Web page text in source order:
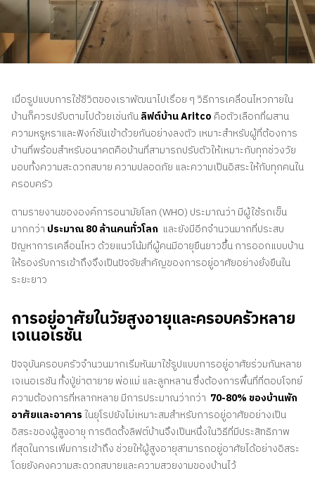
ติดต่อเรา
สอบถามราคาประเมิน
คําถามที่พบบ่อย
TH
เมื่อรูปแบบการใช้ชีวิตของเราพัฒนาไปเรื่อย ๆ วิธีการเคลื่อนไหวภายใน
บ้านก็ควรปรับตามไปด้วยเช่นกันลิฟต์บ้าน Aritco คือตัวเลือกที่ผสาน
ความหรูหราและฟังก์ชันเข้าด้วยกันอย่างลงตัว เหมาะสำหรับผู้ที่ต้องการ
บ้านที่พร้อมสำหรับอนาคตคือบ้านที่สามารถปรับตัวให้เหมาะกับทุกช่วงวัย
มอบทั้งความสะดวกสบาย ความปลอดภัย และความเป็นอิสระให้กับทุกคนใน
ครอบครัว
ตามรายงานขององค์การอนามัยโลก (WHO) ประมาณว่า มีผู้ใช้รถเข็น
มากกว่า ประมาณ 80 ล้านคนทั่วโลก และยังมีอีกจำนวนมากที่ประสบ
ปัญหาการเคลื่อนไหว ด้วยแนวโน้มที่ผู้คนมีอายุยืนยาวขึ้น การออกแบบบ้าน
ให้รองรับการเข้าถึงจึงเป็นปัจจัยสำคัญของการอยู่อาศัยอย่างยั่งยืนใน
ระยะยาว
การอยู่อาศัยในวัยสูงอายุและครอบครัวหลาย
เจเนอเรชัน
ปัจจุบันครอบครัวจำนวนมากเริ่มหันมาใช้รูปแบบการอยู่อาศัยร่วมกันหลาย
เจเนอเรชัน ทั้งปู่ย่าตายาย พ่อแม่ และลูกหลาน ซึ่งต้องการพื้นที่ที่ตอบโจทย์
ความต้องการที่หลากหลาย มีการประมาณว่ากว่า 70-80% ของบ้านพัก
อาศัยและอาคารในยุโรปยังไม่เหมาะสมสำหรับการอยู่อาศัยอย่างเป็น
อิสระของผู้สูงอายุ การติดตั้งลิฟต์บ้านจึงเป็นหนึ่งในวิธีที่มีประสิทธิภาพ
ที่สุดในการเพิ่มการเข้าถึง ช่วยให้ผู้สูงอายุสามารถอยู่อาศัยได้อย่างอิสระ
โดยยังคงความสะดวกสบายและความสวยงามของบ้านไว้